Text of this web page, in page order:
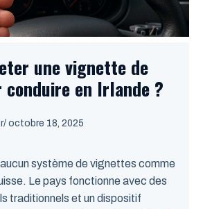
une vignette de
conduire en Irlande ?
/ octobre 18, 2025
aucun système de vignettes comme
Le pays fonctionne avec des
traditionnels et un dispositif